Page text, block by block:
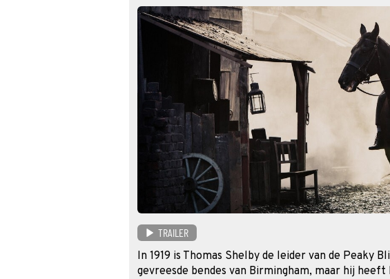
TRAILER
In 1919 is Thomas Shelby de leider van de Peaky
gevreesde bendes van Birmingham, maar hij